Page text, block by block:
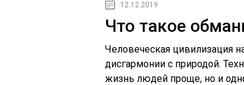
12.12.2019
Что такое
Человеческая цивилизация
дисгармонии с природой.
жизнь людей проще, но и